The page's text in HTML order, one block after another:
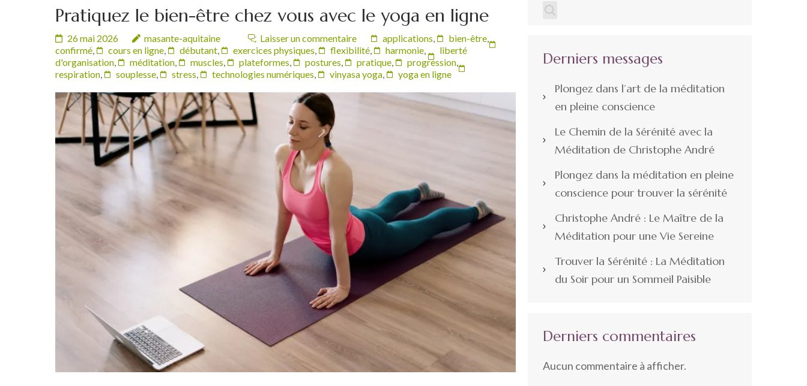
Pratiquez le bien-être chez vous avec le yoga en ligne
26 mai 2026 masante-aquitaine Laisser un commentaire applications, bien-être,
confirmé, cours en ligne, débutant, exercices physiques, flexibilité, harmonie,
liberté
d'organisation, méditation, muscles, plateformes, postures, pratique, progression,
respiration, souplesse, stress, technologies numériques, vinyasa yoga, yoga en ligne
Derniers messages
Plongez dans l’art de la méditation
en pleine conscience
Le Chemin de la Sérénité avec la
Méditation de Christophe André
Plongez dans la méditation en pleine
conscience pour trouver la sérénité
Christophe André : Le Maître de la
Méditation pour une Vie Sereine
Trouver la Sérénité : La Méditation
du Soir pour un Sommeil Paisible
Derniers commentaires
Aucun commentaire à afficher.